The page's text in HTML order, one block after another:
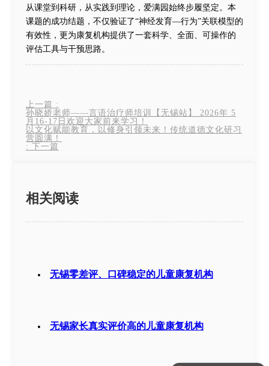
从课堂到科研，从实践到理论，爱满园始终步履坚定。本
课题的成功结题，不仅验证了“神经发育—行为”关联模型的
有效性，更为康复机构提供了一套科学、全面、可操作的
评估工具与干预思路。
上一篇 :
孙晓娇老师——言语治疗师培训【无锡站】 2026年 5
月16-17日欢迎大家前来学习！
以文化赋能教育，以修身引领未来！传统道德文化研习
营圆满！
: 下一篇
相关阅读
无锡零差评、口碑稳定的儿童康复机构
无锡家长真实评价高的儿童康复机构